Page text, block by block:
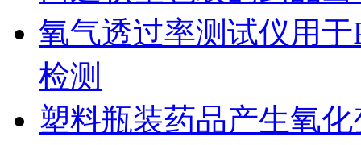
氧气透过率测试仪用
检测
塑料瓶装药品产生氧